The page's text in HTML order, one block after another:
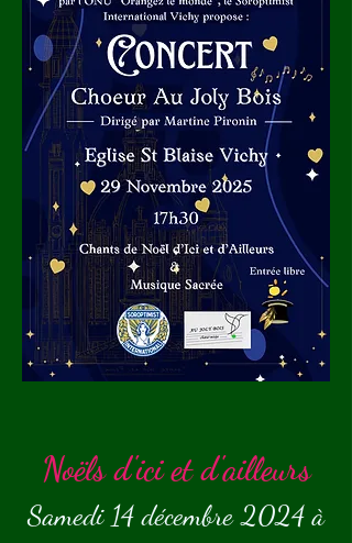
Noëls d'ici et d'ailleurs
Samedi 14 décembre 2024 à